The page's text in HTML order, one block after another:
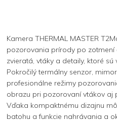
Kamera THERMAL MASTER
pozorovania prírody po
zvieratá, vtáky a detaily, ktoré sú
Pokročilý termálny senzor,
profesionálne režimy
obrazu pri pozorovaní vtákov aj
Vďaka kompaktnému dizajnu
batohu a funkcie nahrávania a